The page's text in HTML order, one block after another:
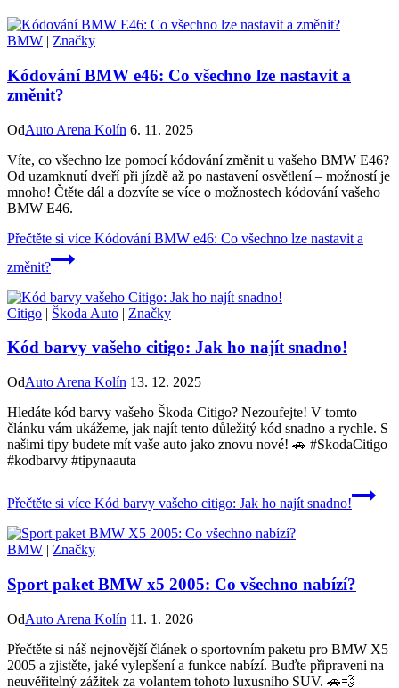
BMW | Značky
Kódování BMW e46: Co všechno lze nastavit a
změnit?
OdAuto Arena Kolín 6. 11. 2025
Víte, co všechno lze pomocí kódování změnit u vašeho BMW E46?
Od uzamknutí dveří při jízdě až po nastavení osvětlení – možností je
mnoho! Čtěte dál a dozvíte se více o možnostech kódování vašeho
BMW E46.
Přečtěte si více Kódování BMW e46: Co všechno lze nastavit a
změnit?
Citigo | Škoda Auto | Značky
Kód barvy vašeho citigo: Jak ho najít snadno!
OdAuto Arena Kolín 13. 12. 2025
Hledáte kód barvy vašeho Škoda Citigo? Nezoufejte! V tomto
článku vám ukážeme, jak najít tento důležitý kód snadno a rychle. S
našimi tipy budete mít vaše auto jako znovu nové! 🚗 #SkodaCitigo
#kodbarvy #tipynaauta
Přečtěte si více Kód barvy vašeho citigo: Jak ho najít snadno!
BMW | Značky
Sport paket BMW x5 2005: Co všechno nabízí?
OdAuto Arena Kolín 11. 1. 2026
Přečtěte si náš nejnovější článek o sportovním paketu pro BMW X5
2005 a zjistěte, jaké vylepšení a funkce nabízí. Buďte připraveni na
neuvěřitelný zážitek za volantem tohoto luxusního SUV. 🚗💨